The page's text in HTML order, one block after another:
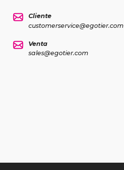
Cliente
customerservice@egotier.com
Venta
sales@egotier.com